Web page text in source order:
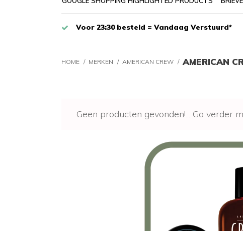
Voor 23:30 besteld = Vandaag Verstuurd*
HOME / MERKEN / AMERICAN CREW / AMERICAN
Geen producten gevonden!... Ga verder